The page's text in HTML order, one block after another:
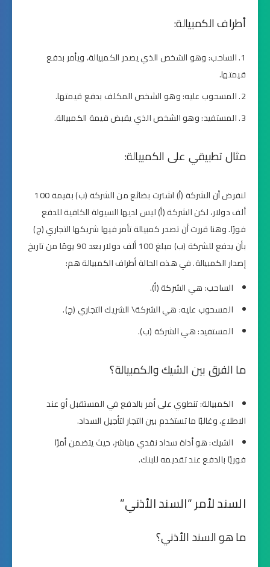
أطراف الكمبيالة:
الساحب: وهو الشخص الذي يصدر الكمبيالة، ويأمر بدفع
قيمتها.
المسحوب عليه: وهو الشخص المكلف بدفع قيمتها.
المستفيد: وهو الشخص الذي يقبض قيمة الكمبيالة.
مثال تطبيقي على الكمبيالة:
لنفرض أن الشركة (أ) اشترت بضائع من الشركة (ب) بقيمة 100
ألف دولار، لكن الشركة (أ) ليس لديها السيولة الكافية للدفع
فورًا. وهنا قررت أن تصدر كمبيالة تأمر فيها شريكها التجاري (ج)
بأن يدفع للشركة (ب) مبلغ 100 ألف دولار بعد 90 يومًا من تاريخ
إصدار الكمبيالة. في هذه الحالة أطراف الكمبيالة هم:
الساحب: هي الشركة (أ).
المسحوب عليه: هي الشركة\ الشريك التجاري (ج).
المستفيد: هي الشركة (ب).
ما الفرق بين الشيك والكمبيالة؟
الكمبيالة: تنطوي على أمر بالدفع في المستقبل أو عند
الاطلاع، وغالبًا ما تستخدم بين التجار لتأجيل السداد.
الشيك: هو أداة سداد نقدي مباشر، حيث يتضمن أمرًا
فوريًا بالدفع عند تقديمه للبنك.
السند لأمر “السند الأذني”
ما هو السند الأذني؟